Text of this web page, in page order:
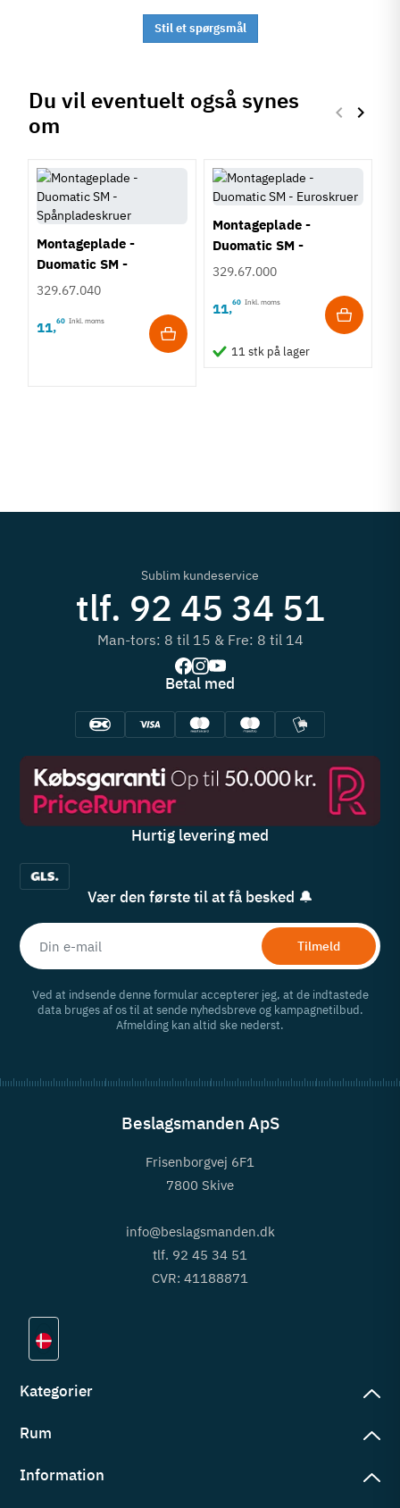
Stil et spørgsmål
Du vil eventuelt også synes
om
Forrige
keyboard_arrow_left Næste
keyboard_arrow_right
Montageplade -
Duomatic SM -
Spånpladeskruer
329.67.040
11,60 Inkl. moms
Montageplade -
Duomatic SM -
Euroskruer
329.67.000
11,60 Inkl. moms
11 stk på lager
Sublim kundeservice
tlf. 92 45 34 51
Man-tors: 8 til 15 & Fre: 8 til 14
Betal med
Hurtig levering med
Vær den første til at få besked 🔔
Tilmeld
Ved at indsende denne formular accepterer jeg, at de indtastede
data bruges af os til at sende nyhedsbreve og kampagnetilbud.
Afmelding kan altid ske nederst.
Beslagsmanden ApS
Frisenborgvej 6F1
7800 Skive
info@beslagsmanden.dk
tlf. 92 45 34 51
CVR: 41188871
Kategorier
Rum
Information